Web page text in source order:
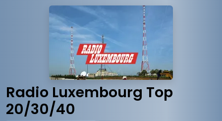
Radio Luxembourg Top
20/30/40